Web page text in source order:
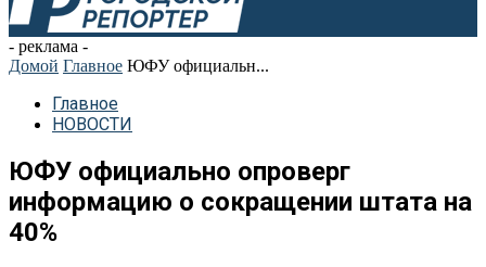
- реклама -
Домой Главное ЮФУ официальн...
Главное
НОВОСТИ
ЮФУ официально опроверг
информацию о сокращении штата на
40%